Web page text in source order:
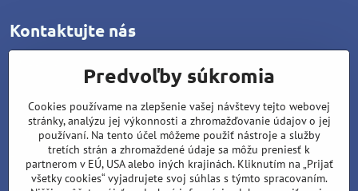
Kontaktujte nás
Pod dráhami 1378/25
96001 Zvolen
Matúš Lipiansky: +421 905 796 048
Filip Lipiansky: +421 911 437 721
wolcat@wolcat.sk
Predvoľby súkromia
Cookies používame na zlepšenie vašej návštevy tejto webovej
stránky, analýzu jej výkonnosti a zhromažďovanie údajov o jej
používaní. Na tento účel môžeme použiť nástroje a služby
tretích strán a zhromaždené údaje sa môžu preniesť k
partnerom v EÚ, USA alebo iných krajinách. Kliknutím na „Prijať
všetky cookies“ vyjadrujete svoj súhlas s týmto spracovaním.